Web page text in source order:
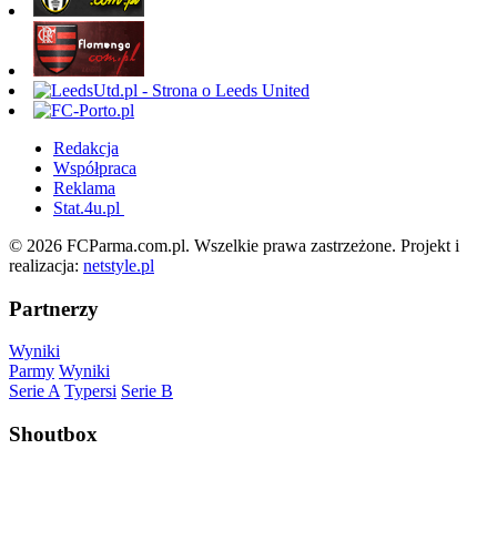
Redakcja
Współpraca
Reklama
Stat.4u.pl
© 2026 FCParma.com.pl. Wszelkie prawa zastrzeżone. Projekt i
realizacja: netstyle.pl
Partnerzy
Wyniki
Parmy Wyniki
Serie A Typersi Serie B
Shoutbox